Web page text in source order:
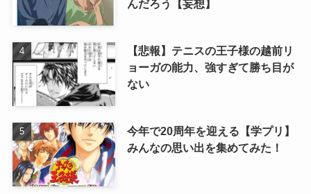
んだろう【妄想】
【悲報】テニスの王子様の越前リ
ョーガの能力、強すぎて勝ち目が
ない
今年で20周年を迎える【学プリ】
みんなの思い出を集めてみた！